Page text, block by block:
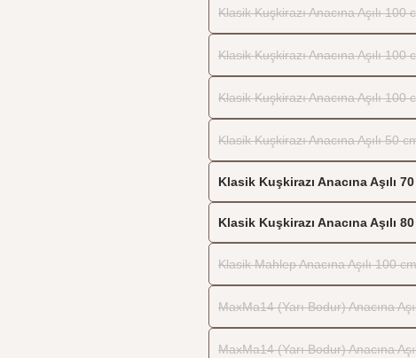
Klasik Kuşkirazı Anacına Aşılı 100
Klasik Kuşkirazı Anacına Aşılı 100
Klasik Kuşkirazı Anacına Aşılı
Klasik Kuşkirazı Anacına Aşılı 50
Klasik Kuşkirazı Anacına Aşılı
Klasik Kuşkirazı Anacına Aşılı
Klasik Mahlep Anacına Aşılı 100
MaxMa14 (Yarı Bodur) Anacına
MaxMa14 (Yarı Bodur) Anacına